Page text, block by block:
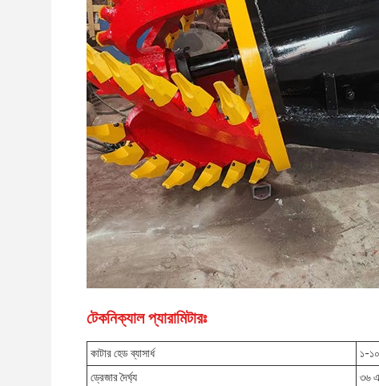
টেকনিক্যাল প্যারামিটারঃ
কাটার হেড ব্যাসার্ধ
১-
ড্রেজার দৈর্ঘ্য
৩৬